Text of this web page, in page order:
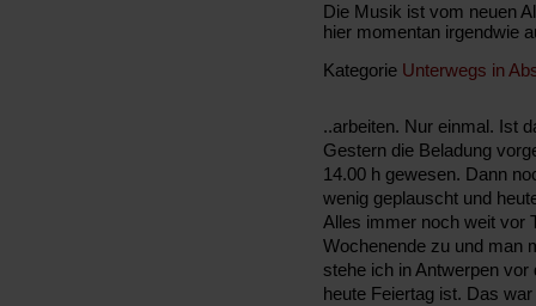
Die Musik ist vom neuen
hier momentan irgendwie
Kategorie Unterwegs in
..arbeiten. Nur einmal. Ist
Gestern die Beladung
14.00 h gewesen. Dann
wenig geplauscht und
Alles immer noch weit vor
Wochenende zu und man
stehe ich in Antwerpen
heute Feiertag ist. Das